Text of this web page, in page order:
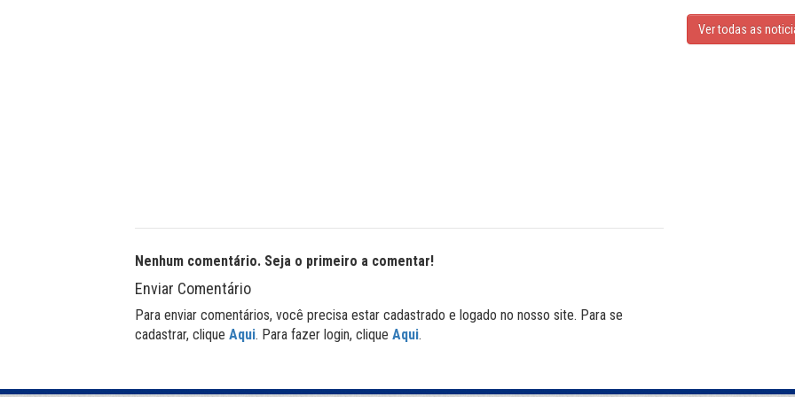
Nenhum comentário. Seja o primeiro a comentar!
Enviar Comentário
Para enviar comentários, você precisa estar cadastrado e logado no nosso site. Para se
cadastrar, clique Aqui. Para fazer login, clique Aqui.
Ver todas as